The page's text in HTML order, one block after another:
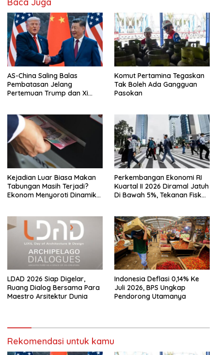
AS-China Saling Balas
Pembatasan Jelang
Pertemuan Trump dan Xi
Komut Pertamina Tegaskan
Tak Boleh Ada Gangguan
Pasokan
Kejadian Luar Biasa Makan
Tabungan Masih Terjadi?
Ekonom Menyoroti Dinamika
Perkembangan Ekonomi RI
Kuartal II 2026 Diramal Jatuh
Di Bawah 5%, Tekanan Fiskal
LDAD 2026 Siap Digelar,
Ruang Dialog Bersama Para
Maestro Arsitektur Dunia
Indonesia Deflasi 0,14% Ke
Juli 2026, BPS Ungkap
Pendorong Utamanya
Rekomendasi untuk kamu